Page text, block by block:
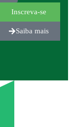
Inscreva-se
Saiba mais